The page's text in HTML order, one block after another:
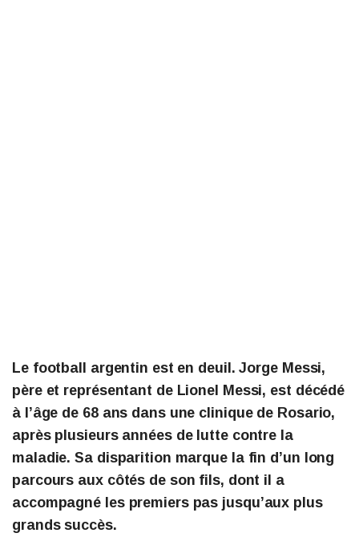
Le football argentin est en deuil. Jorge Messi,
père et représentant de Lionel Messi, est décédé
à l’âge de 68 ans dans une clinique de Rosario,
après plusieurs années de lutte contre la
maladie. Sa disparition marque la fin d’un long
parcours aux côtés de son fils, dont il a
accompagné les premiers pas jusqu’aux plus
grands succès.